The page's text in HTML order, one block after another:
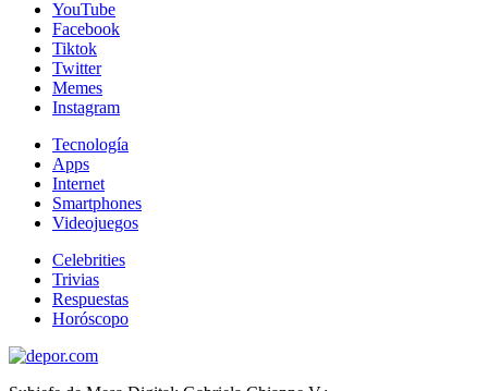
YouTube
Facebook
Tiktok
Twitter
Memes
Instagram
Tecnología
Apps
Internet
Smartphones
Videojuegos
Celebrities
Trivias
Respuestas
Horóscopo